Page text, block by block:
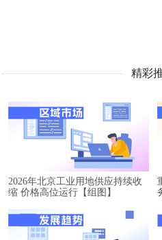
精彩
2026年北京工业用地供应持续收
缩 价格高位运行【组图】